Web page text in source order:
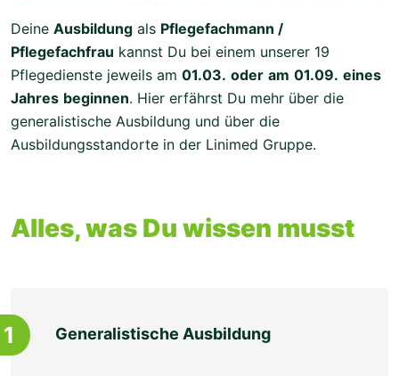
Deine Ausbildung als Pflegefachmann /
Pflegefachfrau kannst Du bei einem unserer 19
Pflegedienste jeweils am 01.03. oder am 01.09. eines
Jahres beginnen. Hier erfährst Du mehr über die
generalistische Ausbildung und über die
Ausbildungsstandorte in der Linimed Gruppe.
Alles, was Du wissen musst
1 Generalistische Ausbildung